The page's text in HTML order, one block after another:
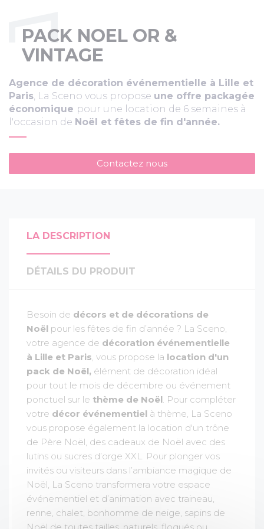
PACK NOEL OR &
VINTAGE
Agence de décoration événementielle à Lille et
Paris , La Sceno vous propose une offre packagée
économique pour une location de 6 semaines à
l'occasion de Noël et fêtes de fin d'année.
Contactez nous
LA DESCRIPTION
DÉTAILS DU PRODUIT
Besoin de décors et de décorations de
Noël pour les fêtes de fin d’année ? La Sceno,
votre agence de décoration événementielle
à Lille et Paris , vous propose la location d'un
pack de Noël, élément de décoration idéal
pour tout le mois de décembre ou événement
ponctuel sur le thème de Noël . Pour compléter
votre décor événementiel à thème, La Sceno
vous propose également la location d'un trône
de Père Noël, des cadeaux de Noël avec des
lutins ou sucres d’orge XXL. Pour plonger vos
invités ou visiteurs dans l’ambiance magique de
Noël, La Sceno transformera votre espace
événementiel et d’animation avec traineau,
renne, chalet, bonhomme de neige, sapins de
Noël de toutes tailles, naturels, floqués ou